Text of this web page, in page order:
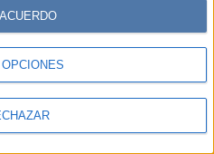
de otorgar su consentimiento.
de sus datos
su consentimiento, pero usted
procesamiento. Sus
en cualquier